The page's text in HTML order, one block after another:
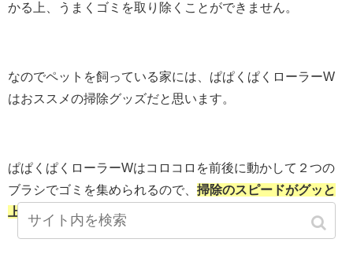
かる上、うまくゴミを取り除くことができません。
なのでペットを飼っている家には、ぱぱくぱくローラーW
はおススメの掃除グッズだと思います。
ぱぱくぱくローラーWはコロコロを前後に動かして２つの
ブラシでゴミを集められるので、 掃除のスピードがグッと
上がります。